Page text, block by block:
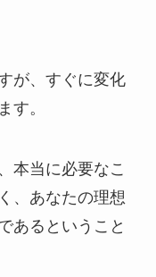
が、すぐに変化
す。
本当に必要なこ
、あなたの理想
あるということ